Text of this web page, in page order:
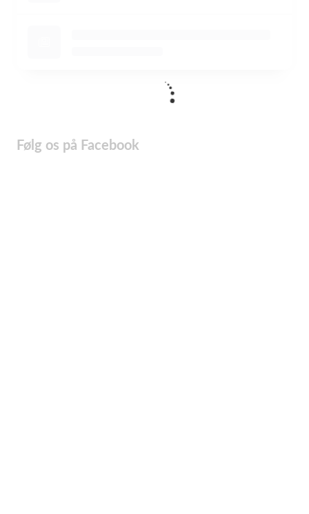
Følg os på Facebook